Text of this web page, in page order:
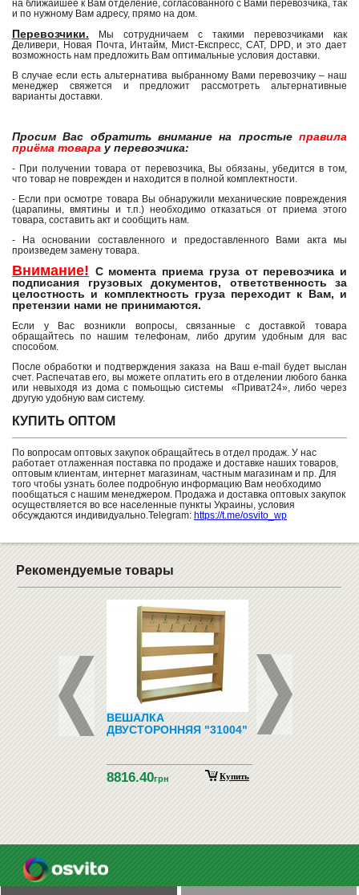
на ближайшее к Вам отделение, согласованного с Вами перевозчика, так
и по нужному Вам адресу, прямо на дом.
Перевозчики. Мы сотрудничаем с такими перевозчиками как
Деливери, Новая Почта, Интайм, Мист-Експресс, САТ, DPD, и это дает
возможность нам предложить Вам оптимальные условия доставки.
В случае если есть альтернатива выбранному Вами перевозчику – наш
менеджер свяжется и предложит рассмотреть альтернативные
варианты доставки.
Просим Вас обратить внимание на простые правила
приёма товара у перевозчика:
- При получении товара от перевозчика, Вы обязаны, убедится в том,
что товар не поврежден и находится в полной комплектности.
- Если при осмотре товара Вы обнаружили механические повреждения
(царапины, вмятины и т.п.) необходимо отказаться от приема этого
товара, составить акт и сообщить нам.
- На основании составленного и предоставленного Вами акта мы
произведем замену товара.
Внимание! С момента приема груза от перевозчика и
подписания грузовых документов, ответственность за
целостность и комплектность груза переходит к Вам, и
претензии нами не принимаются.
Если у Вас возникли вопросы, связанные с доставкой товара
обращайтесь по нашим телефонам, либо другим удобным для вас
способом.
После обработки и подтверждения заказа на Ваш e-mail будет выслан
счет. Распечатав его, вы можете оплатить его в отделении любого банка
или невыходя из дома с помьощью системы «Приват24», либо через
другую удобную вам систему.
КУПИТЬ ОПТОМ
По вопросам оптовых закупок обращайтесь в отдел продаж. У нас
работает отлаженная поставка по продаже и доставке наших товаров,
оптовым клиентам, интернет магазинам, частным магазинам и пр. Для
того чтобы узнать более подробную информацию Вам необходимо
пообщаться с нашим менеджером. Продажа и доставка оптовых закупок
осуществляется во все населенные пункты Украины, условия
обсуждаются индивидуально.Telegram: https://t.me/osvito_wp
Рекомендуемые товары
ДЕТСКИЕ,
КРЕСЛА
ВЕШАЛКА
ДВУСТОРОННЯЯ "31004"
8816.40грн Купить
ФЛИПЧАРТ ДЛЯ
МАРКЕРА